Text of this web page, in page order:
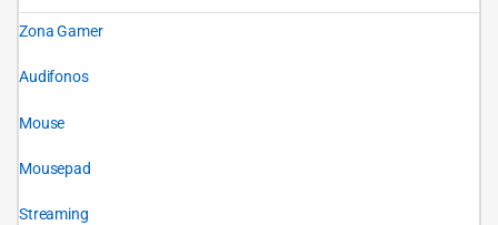
Zona Gamer
Audifonos
Mouse
Mousepad
Streaming